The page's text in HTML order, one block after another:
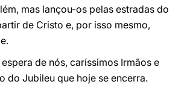
mas lançou-os pelas estradas do
de Cristo e, por isso mesmo,
de nós, caríssimos Irmãos e
do Jubileu que hoje se encerra.